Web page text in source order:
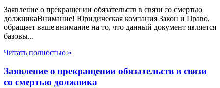
Заявление о прекращении обязательств в связи со смертью
должникаВнимание! Юридическая компания Закон и Право,
обращает ваше внимание на то, что данный документ является
базовы...
Читать полностью »
Заявление о прекращении обязательств в связи
со смертью должника